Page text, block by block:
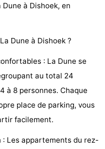
à Dishoek, en
Dune à Dishoek ?
: La Dune se
au total 24
à 8 personnes. Chaque
place de parking, vous
facilement.
Les appartements du rez-